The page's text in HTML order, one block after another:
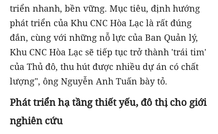
triển nhanh, bền vững. Mục tiêu, định hướng
phát triển của Khu CNC Hòa Lạc là rất đúng
đắn, cùng với những nỗ lực của Ban Quản lý,
Khu CNC Hòa Lạc sẽ tiếp tục trở thành 'trái tim'
của Thủ đô, thu hút được nhiều dự án có chất
lượng", ông Nguyễn Anh Tuấn bày tỏ.
Phát triển hạ tầng thiết yếu, đô thị cho giới
nghiên cứu